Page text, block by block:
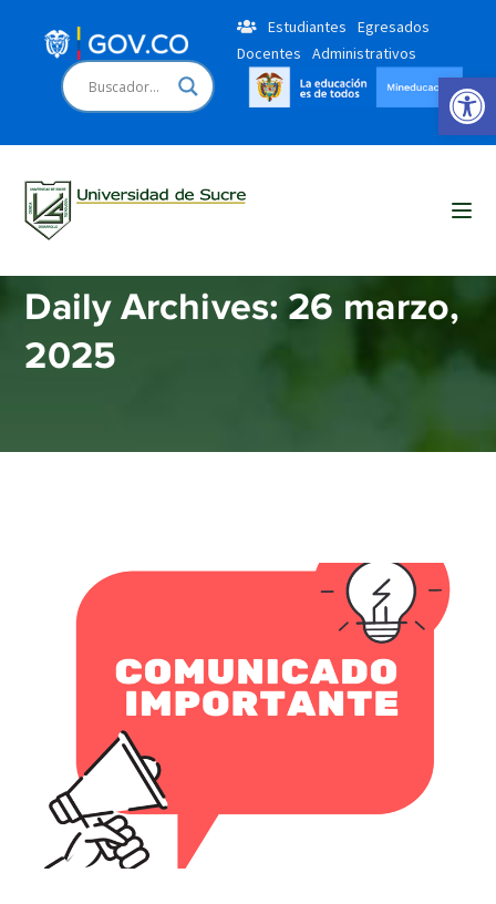
Estudiantes
Egresados
Docentes
Administrativos
Home
Daily Archives: 26 marzo,
2025